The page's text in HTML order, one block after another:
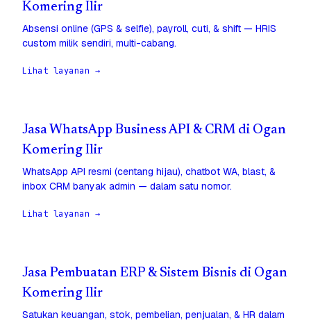
Komering Ilir
Absensi online (GPS & selfie), payroll, cuti, & shift — HRIS
custom milik sendiri, multi-cabang.
Lihat layanan →
Jasa WhatsApp Business API & CRM di Ogan
Komering Ilir
WhatsApp API resmi (centang hijau), chatbot WA, blast, &
inbox CRM banyak admin — dalam satu nomor.
Lihat layanan →
Jasa Pembuatan ERP & Sistem Bisnis di Ogan
Komering Ilir
Satukan keuangan, stok, pembelian, penjualan, & HR dalam